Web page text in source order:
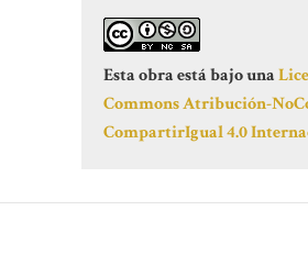
Esta obra está bajo una
Commons Atribución-
CompartirIgual 4.0